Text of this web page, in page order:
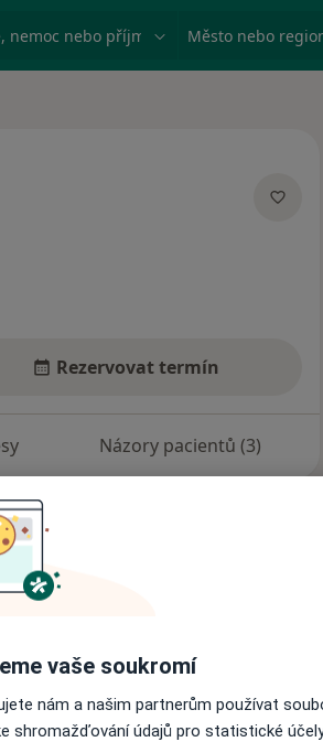
nemoc nebo příjmení Město nebo
Rezervovat termín
Názory pacientů (3)
(PTSD)
Poruchy spánku
vaše soukromí
nám a našim partnerům používat
shromažďování údajů pro statistické